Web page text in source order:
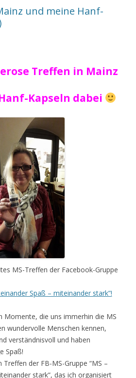
und meine Hanf-
Treffen in Mainz
Kapseln dabei
MS-Treffen der Facebook-Gruppe
Spaß – miteinander stark”!
Momente, die uns immerhin die MS
wundervolle Menschen kennen,
verständnisvoll und haben
Spaß!
der FB-MS-Gruppe “MS –
stark”, das ich organisiert